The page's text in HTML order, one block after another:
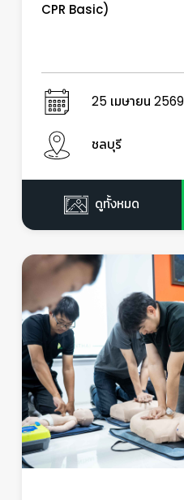
CPR Basic)
25 เมษายน 2569
ชลบุรี
ดูทั้งหมด